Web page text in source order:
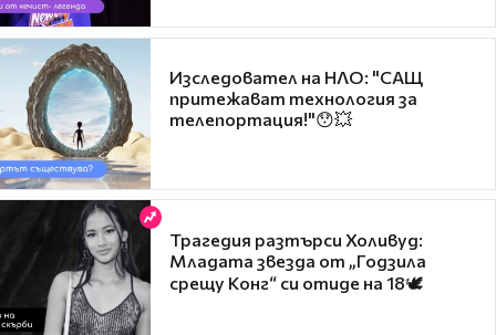
Изследовател на НЛО: "САЩ
притежават технология за
телепортация!"😯💥
Трагедия разтърси Холивуд:
Младата звезда от „Годзила
срещу Конг“ си отиде на 18🕊️